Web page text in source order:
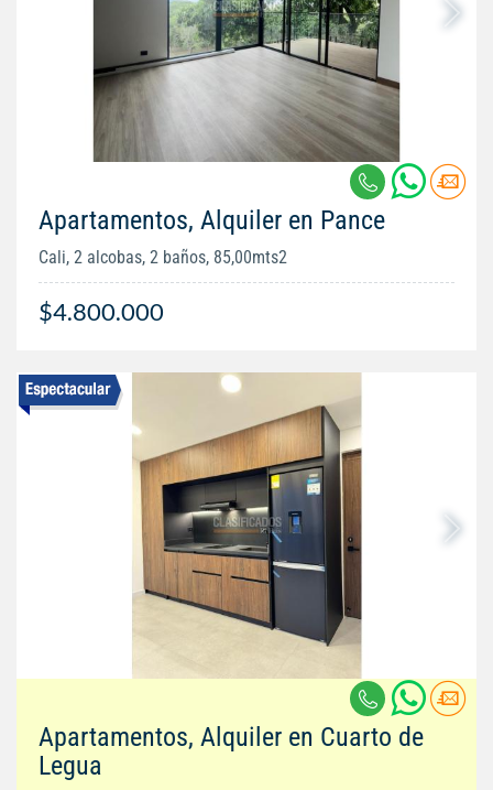
Apartamentos, Alquiler en Pance
Cali, 2 alcobas, 2 baños, 85,00mts2
$4.800.000
Apartamentos, Alquiler en Cuarto de
Legua